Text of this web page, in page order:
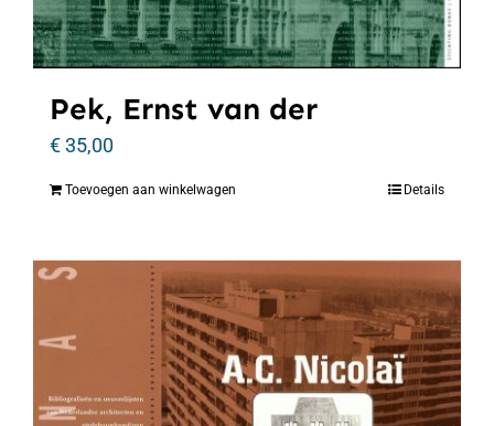
Pek, Ernst van der
€35,00
Toevoegen aan winkelwagen Details